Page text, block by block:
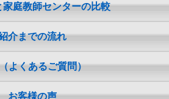
家庭教師センターの比較
介までの流れ
よくあるご質問）
お客様の声